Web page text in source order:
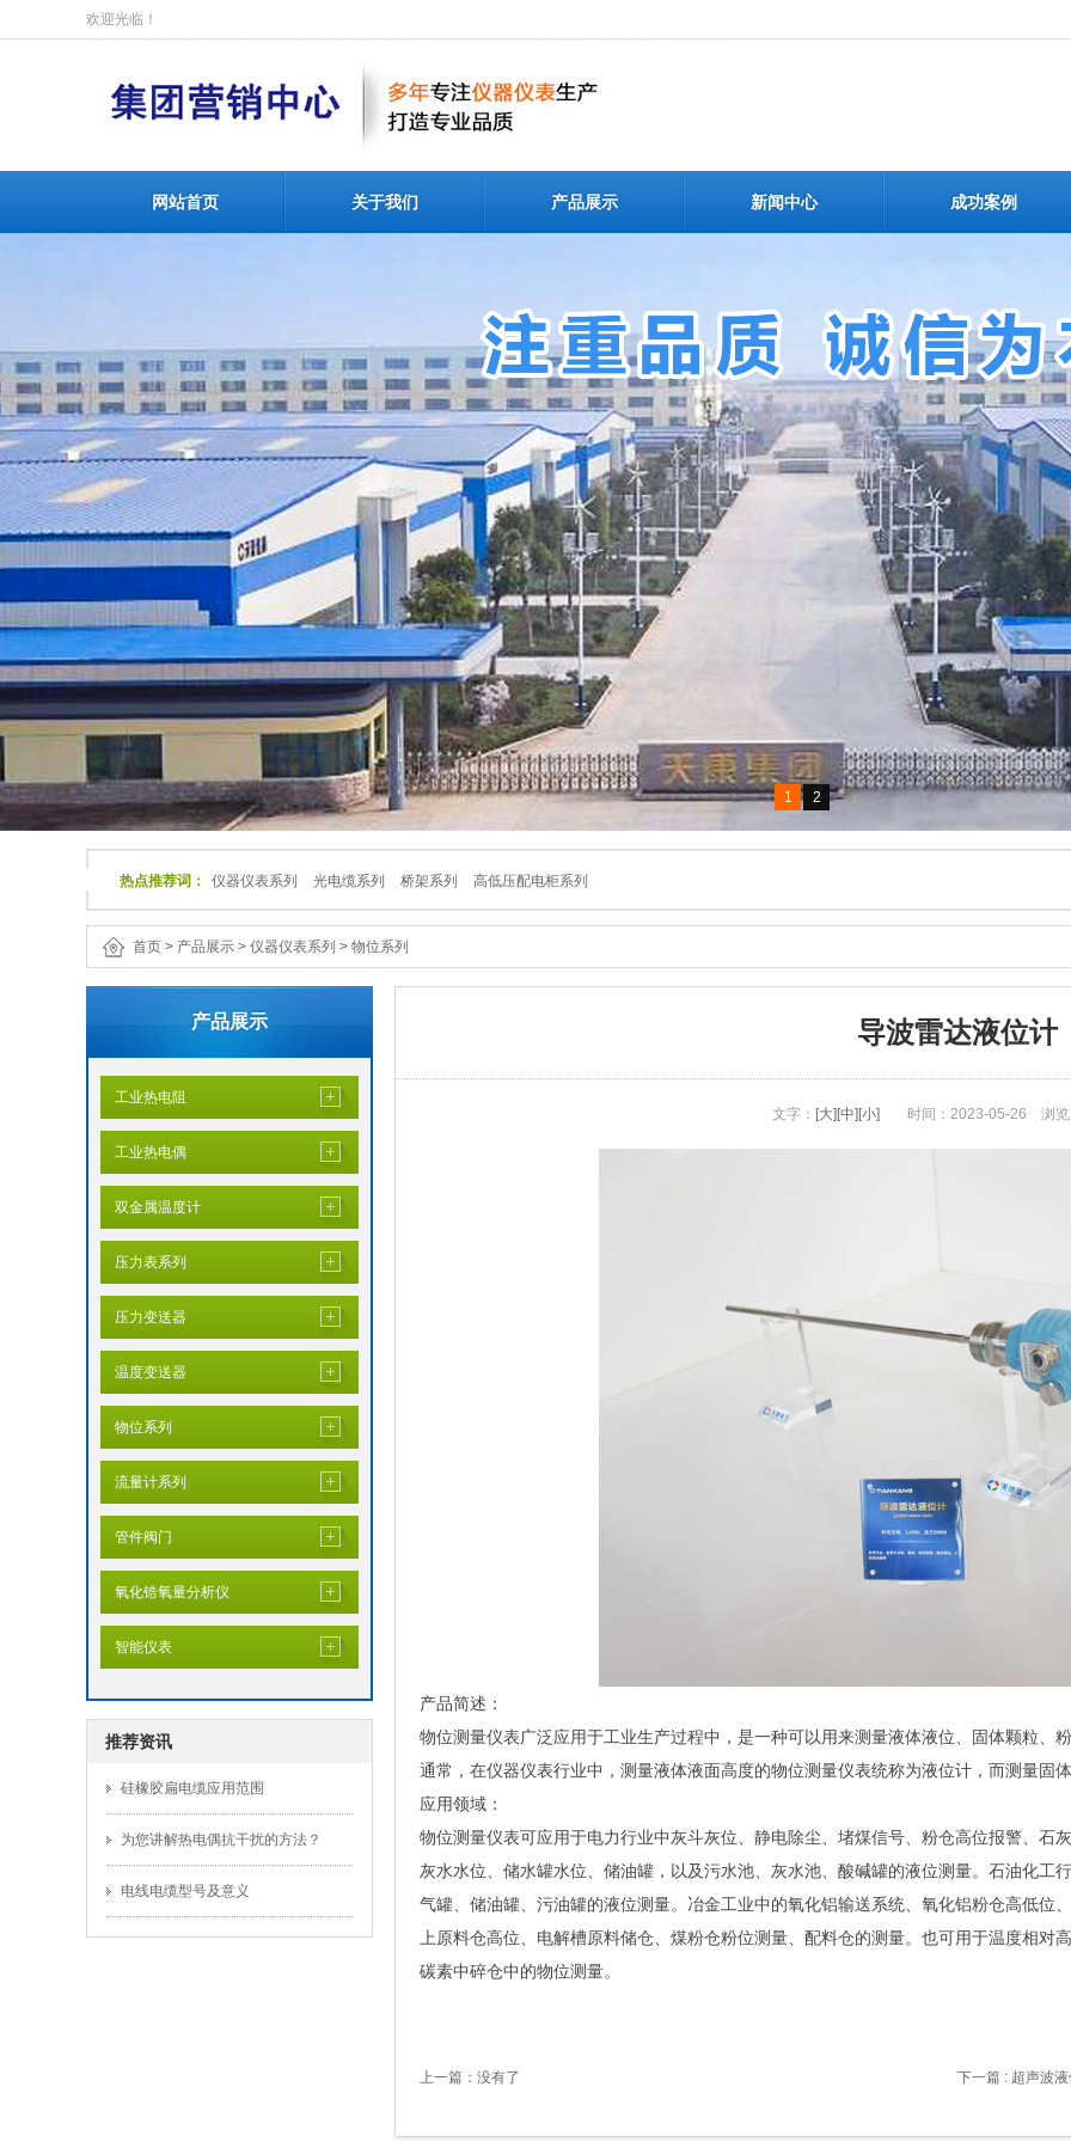
欢迎光临！
网站首页 关于我们 产品展示 新闻中心 成功案例
1 2
热点推荐词： 仪器仪表系列 光电缆系列 桥架系列 高低压配电柜系列
首页 > 产品展示 > 仪器仪表系列 > 物位系列
产品展示
工业热电阻
工业热电偶
双金属温度计
压力表系列
压力变送器
温度变送器
物位系列
流量计系列
管件阀门
氧化锆氧量分析仪
智能仪表
推荐资讯
硅橡胶扁电缆应用范围
为您讲解热电偶抗干扰的方法？
电线电缆型号及意义
导波雷达液位计
文字： [大] [中] [小] 时间：2023-05-26 浏
产品简述：
物位测量仪表广泛应用于工业生产过程中，是一种可以用来测量液体液位、固体颗粒、
通常，在仪器仪表行业中，测量液体液面高度的物位测量仪表统称为液位计，而测量固
应用领域：
物位测量仪表可应用于电力行业中灰斗灰位、静电除尘、堵煤信号、粉仓高位报警、石
灰水水位、储水罐水位、储油罐，以及污水池、灰水池、酸碱罐的液位测量。石油化工
气罐、储油罐、污油罐的液位测量。冶金工业中的氧化铝输送系统、氧化铝粉仓高低位
上原料仓高位、电解槽原料储仓、煤粉仓粉位测量、配料仓的测量。也可用于温度相
碳素中碎仓中的物位测量。
上一篇：没有了 下一篇 : 超声波